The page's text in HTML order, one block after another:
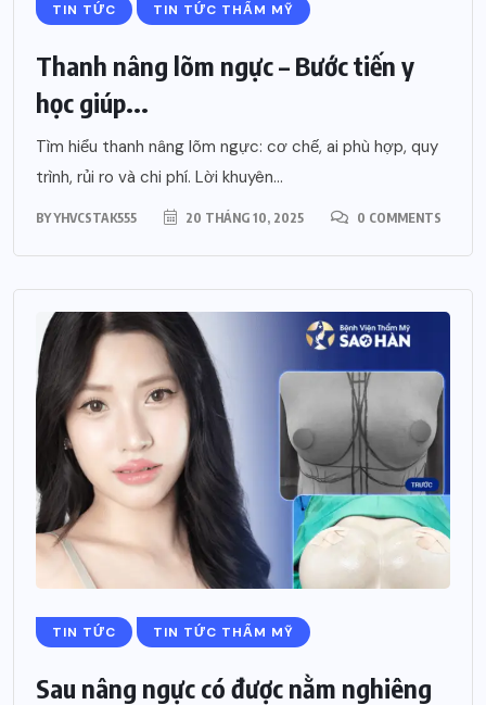
TIN TỨC TIN TỨC THẨM MỸ
Thanh nâng lõm ngực – Bước tiến y
học giúp...
Tìm hiểu thanh nâng lõm ngực: cơ chế, ai phù hợp, quy
trình, rủi ro và chi phí. Lời khuyên...
BYYHVCSTAK555 20 THÁNG 10, 2025 0 COMMENTS
TIN TỨC TIN TỨC THẨM MỸ
Sau nâng ngực có được nằm nghiêng